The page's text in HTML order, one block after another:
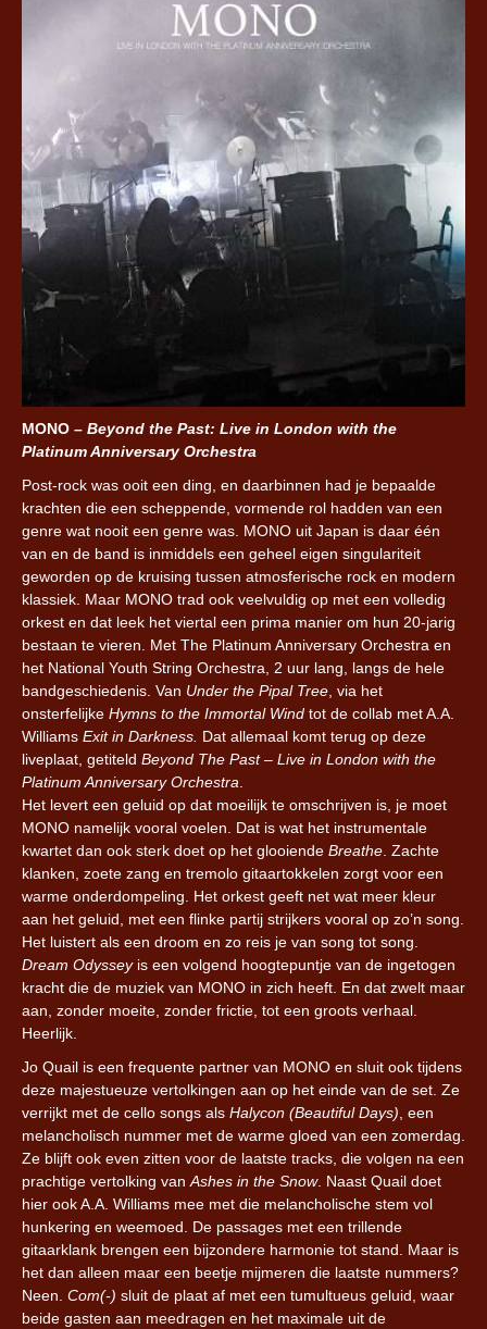
MONO – Beyond the Past: Live in London with the
Platinum Anniversary Orchestra
Post-rock was ooit een ding, en daarbinnen had je bepaalde
krachten die een scheppende, vormende rol hadden van een
genre wat nooit een genre was. MONO uit Japan is daar één
van en de band is inmiddels een geheel eigen singulariteit
geworden op de kruising tussen atmosferische rock en modern
klassiek. Maar MONO trad ook veelvuldig op met een volledig
orkest en dat leek het viertal een prima manier om hun 20-jarig
bestaan te vieren. Met The Platinum Anniversary Orchestra en
het National Youth String Orchestra, 2 uur lang, langs de hele
bandgeschiedenis. Van Under the Pipal Tree, via het
onsterfelijke Hymns to the Immortal Wind tot de collab met A.A.
Williams Exit in Darkness. Dat allemaal komt terug op deze
liveplaat, getiteld Beyond The Past – Live in London with the
Platinum Anniversary Orchestra.
Het levert een geluid op dat moeilijk te omschrijven is, je moet
MONO namelijk vooral voelen. Dat is wat het instrumentale
kwartet dan ook sterk doet op het glooiende Breathe. Zachte
klanken, zoete zang en tremolo gitaartokkelen zorgt voor een
warme onderdompeling. Het orkest geeft net wat meer kleur
aan het geluid, met een flinke partij strijkers vooral op zo’n song.
Het luistert als een droom en zo reis je van song tot song.
Dream Odysseyis een volgend hoogtepuntje van de ingetogen
kracht die de muziek van MONO in zich heeft. En dat zwelt maar
aan, zonder moeite, zonder frictie, tot een groots verhaal.
Heerlijk.
Jo Quail is een frequente partner van MONO en sluit ook tijdens
deze majestueuze vertolkingen aan op het einde van de set. Ze
verrijkt met de cello songs als Halycon (Beautiful Days), een
melancholisch nummer met de warme gloed van een zomerdag.
Ze blijft ook even zitten voor de laatste tracks, die volgen na een
prachtige vertolking vanAshes in the Snow. Naast Quail doet
hier ook A.A. Williams mee met die melancholische stem vol
hunkering en weemoed. De passages met een trillende
gitaarklank brengen een bijzondere harmonie tot stand. Maar is
het dan alleen maar een beetje mijmeren die laatste nummers?
Neen. Com(-) sluit de plaat af met een tumultueus geluid, waar
beide gasten aan meedragen en het maximale uit de